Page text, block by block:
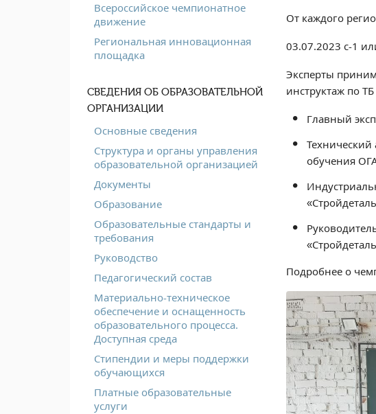
Всероссийское чемпионатное
движение
Региональная инновационная
площадка
СВЕДЕНИЯ ОБ ОБРАЗОВАТЕЛЬНОЙ
ОРГАНИЗАЦИИ
Основные сведения
Структура и органы управления
образовательной организацией
Документы
Образование
Образовательные стандарты и
требования
Руководство
Педагогический состав
Материально-техническое
обеспечение и оснащенность
образовательного процесса.
Доступная среда
Стипендии и меры поддержки
обучающихся
Платные образовательные
услуги
От каждого
03.07.2023 с-1
Эксперты
инструктаж по
Главный
обучения
Подробнее о